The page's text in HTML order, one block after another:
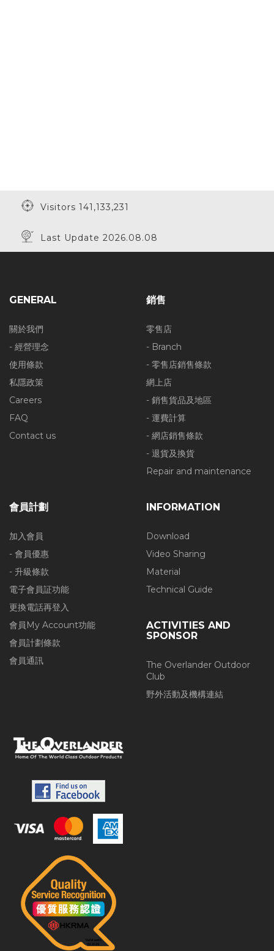
Visitors 141,133,231
Last Update 2026.08.08
GENERAL
關於我們
- 經營理念
使用條款
私隱政策
Careers
FAQ
Contact us
銷售
零售店
- Branch
- 零售店銷售條款
網上店
- 銷售貨品及地區
- 運費計算
- 網店銷售條款
- 退貨及換貨
Repair and maintenance
會員計劃
加入會員
- 會員優惠
- 升級條款
電子會員証功能
更換電話再登入
會員My Account功能
會員計劃條款
會員通訊
INFORMATION
Download
Video Sharing
Material
Technical Guide
ACTIVITIES AND
SPONSOR
The Overlander Outdoor
Club
野外活動及機構連結